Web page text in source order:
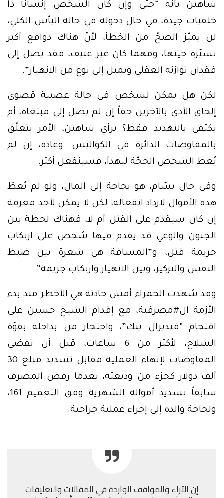
شاهين بأنّه “حتى وإن كان الشخص إنساناً ذا
خلقيات جيدة، في حال دخوله في حالة اليأس الكلي،
لن يميّز الصحّ من الخطأ، لأنّ هناك دوافع أكبر
تسيّره حينها، ومهما كان غير عنيف، فقد يصل إلى
فقدان توازنه العقلي ويميل إلى نوع من الانهيار”.
لكن هل يمكن لشخص في حالة عصبية قصوى
إلحاق الأذى بالآخرين حقاً إن لم يصل إلى مبتغاه، أم
يكتفي بالتهديد فقط؟ برأي شاهين، الأمر يتعلّق
بالمفاوضات الدائرة في الكواليس. وعادة، إن لم
يُعط الشخص الحجّة ليهدأ، فسينفعل أكثر.
وفي حال بسّام، هو بحاجة إلى المال، ولو لم يُعطَ
هذه الأموال لازداد انفعاله، لكن لا يمكن لأحد معرفة
إن كان سيقدم على القتل أم لا، فهناك لحظة بين
الجنون والوعي قد يقدم فيها شخص على ارتكاب
جريمة قتل، و”المسافة هي شعرة بين ضبط
النفس والتركيز، وبين الانهيار وارتكاب جريمة”.
وقد شهدت الحمراء أمس حادثة هي الأخطر منذ بدء
الأزمة ال#مصرفية، مع إقدام الشيخ حسين على
اقتحام “فيديرال بنك”، واحتجاز من بداخله بقوّة
السلاح، لأكثر من 6 ساعات، قبل أن تفضي
المفاوضات لإنهاء العملية مقابل تسديد مبلغ 30
ألف دولار كجزء من وديعته، بعدما رفض المصرف
سابقاً تسديد أمواله الشهرية وفق التعميم 161،
ولحاجة والده إلى إجراء عملية جراحية.
إن الآراء والمواقف الواردة في المقالات والتعليقات